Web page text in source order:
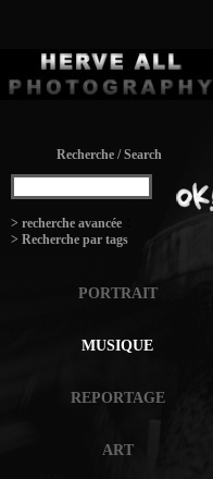
Recherche / Search
> recherche avancée
> Recherche par tags
PORTRAIT
MUSIQUE
REPORTAGE
ART